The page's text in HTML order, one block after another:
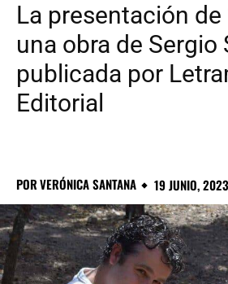
La presentación de
una obra de Sergio
publicada por
Editorial
PORVERÓNICA SANTANA 19 JUNIO,